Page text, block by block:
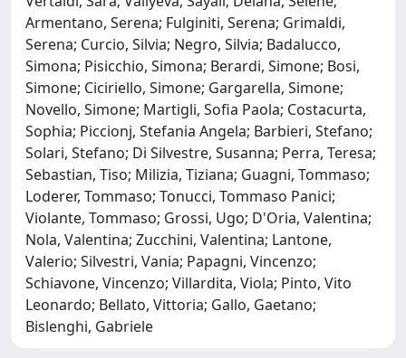
Armentano, Serena; Fulginiti, Serena; Grimaldi,
Serena; Curcio, Silvia; Negro, Silvia; Badalucco,
Simona; Pisicchio, Simona; Berardi, Simone; Bosi,
Simone; Ciciriello, Simone; Gargarella, Simone;
Novello, Simone; Martigli, Sofia Paola; Costacurta,
Sophia; Piccionj, Stefania Angela; Barbieri, Stefano;
Solari, Stefano; Di Silvestre, Susanna; Perra, Teresa;
Sebastian, Tiso; Milizia, Tiziana; Guagni, Tommaso;
Loderer, Tommaso; Tonucci, Tommaso Panici;
Violante, Tommaso; Grossi, Ugo; D'Oria, Valentina;
Nola, Valentina; Zucchini, Valentina; Lantone,
Valerio; Silvestri, Vania; Papagni, Vincenzo;
Schiavone, Vincenzo; Villardita, Viola; Pinto, Vito
Leonardo; Bellato, Vittoria; Gallo, Gaetano;
Bislenghi, Gabriele